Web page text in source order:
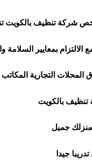
شركة تنظيف بالكويت
التجارية المكاتب
تنظيف بالكويت
جميل
جيدا